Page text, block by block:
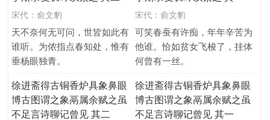
宋代：俞文豹
天不奈何无可问，世皆如此有
谁听。为侬指点春知处，惟有
垂杨眼独青。
宋代： 俞文豹
可笑春蚕有许痴，年年辛苦为
他谁。恰如贫女飞梭了，挂体
何曾有一丝。
徐进斋得古铜香炉具象鼻眼
博古图谓之象鬲属余赋之虽
不足言诗聊记曾见 其二
徐进斋得古铜香炉具象鼻眼
博古图谓之象鬲属余赋之虽
不足言诗聊记曾见 其一